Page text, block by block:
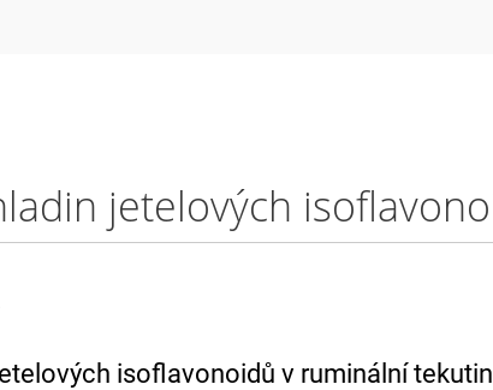
isoflavonoidů v ruminální